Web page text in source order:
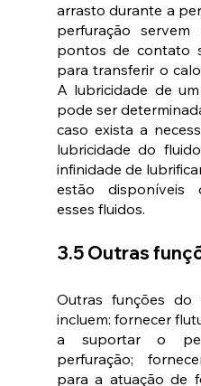
arrasto durante a
perfuração servem
pontos de contato
para transferir o
A lubricidade de
pode ser
caso exista a
lubricidade do
infinidade de
estão disponíveis
esses fluidos.
3.5 Outras
Outras funções do
incluem: fornecer
a suportar o
perfuração;
para a atuação de